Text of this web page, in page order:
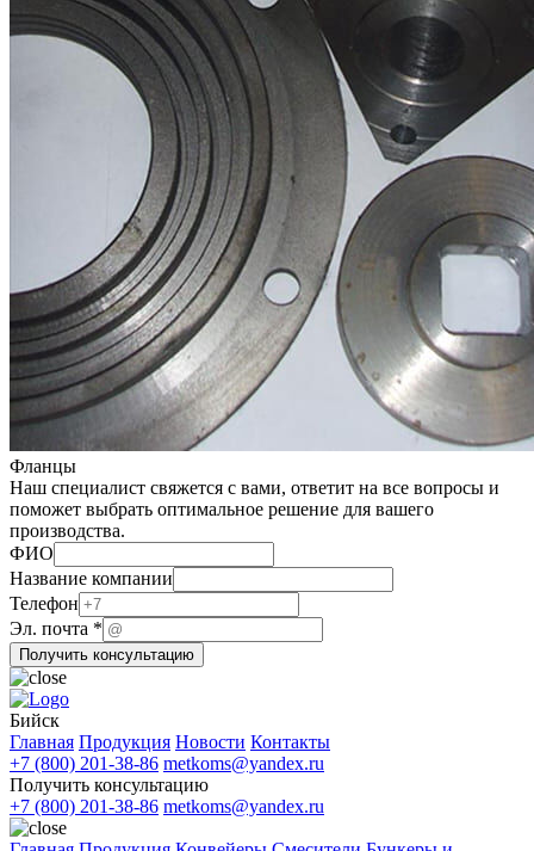
Фланцы
Наш специалист свяжется с вами, ответит на все вопросы и
поможет выбрать оптимальное решение для вашего
производства.
ФИО
ФИО
Название
почта
Название компании
Телефон
Эл. почта *
Получить консультацию
Бийск
Главная Продукция Новости Контакты
+7 (800) 201-38-86 metkoms@yandex.ru
Получить консультацию
+7 (800) 201-38-86 metkoms@yandex.ru